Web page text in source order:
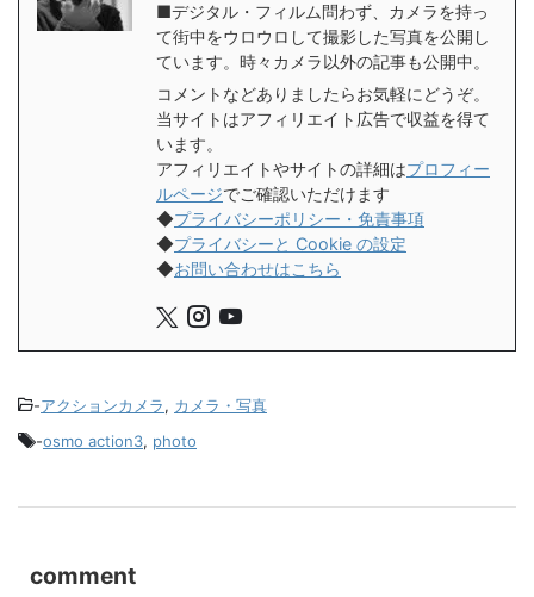
■デジタル・フィルム問わず、カメラを持っ
て街中をウロウロして撮影した写真を公開し
ています。時々カメラ以外の記事も公開中。
コメントなどありましたらお気軽にどうぞ。
当サイトはアフィリエイト広告で収益を得て
います。
アフィリエイトやサイトの詳細はプロフィー
ルページでご確認いただけます
◆プライバシーポリシー・免責事項
◆プライバシーと Cookie の設定
◆お問い合わせはこちら
-アクションカメラ, カメラ・写真
-osmo action3, photo
comment